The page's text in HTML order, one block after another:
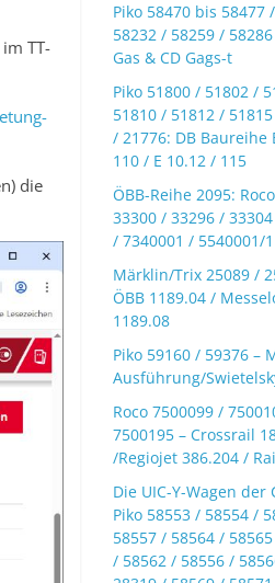
TT-
die
Piko 58470 bis 58477
58232 / 58259 /
Gas & CD Gags-t
Piko 51800 / 51802 /
51810 / 51812 /
/ 21776: DB Baureihe
110 / E 10.12 / 115
ÖBB-Reihe 2095:
33300 / 33296 /
/ 7340001 / 5540001/
Märklin/Trix 25089 /
ÖBB 1189.04 /
1189.08
Piko 59160 / 59376 –
Ausführung/
Roco 7500099 /
7500195 – Crossrail
/Regiojet 386.204 /
Die UIC-Y-Wagen der
Piko 58553 / 58554 /
58557 / 58564 /
/ 58562 / 58556 /